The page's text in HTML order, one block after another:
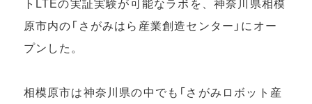
原市内の「さがみはら産業創造センター」にオー
プンした。
相模原市は神奈川県の中でも「さがみロボット産